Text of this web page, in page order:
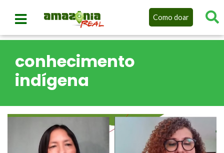
Como doar
conhecimento
indígena